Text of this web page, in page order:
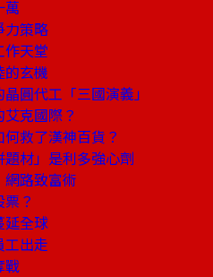
萬
力策略
作天堂
的玄機
圓代工「三國演義」
克國際？
救了漢神百貨？
題材」是利多強心劑
網路致富術
？
延全球
工出走
戰